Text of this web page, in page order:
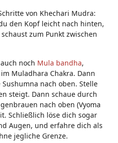
von Khechari Mudra:
den Kopf leicht nach hinten,
zum Punkt zwischen
noch Mula bandha,
Muladhara Chakra. Dann
nach oben. Stelle
steigt. Dann schaue durch
nach oben (Vyoma
Schließlich löse dich sogar
Augen, und erfahre dich als
jegliche Grenze.